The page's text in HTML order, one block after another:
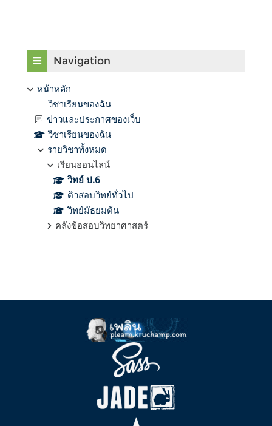
บล็อค
Navigation
หน้าหลัก
วิชาเรียนของฉัน
ข่าวและประกาศของเว็บ
วิชาเรียนของฉัน
รายวิชาทั้งหมด
เรียนออนไลน์
วิทย์ ป.6
ติวสอบวิทย์ทั่วไป
วิทย์มัธยมต้น
คลังข้อสอบวิทยาศาสตร์